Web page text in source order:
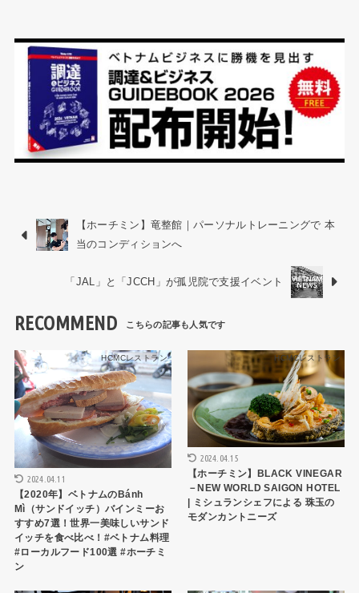
【ホーチミン】竜整館｜パーソナルトレーニングで 本
当のコンディションへ
「JAL」と「JCCH」が孤児院で支援イベント
RECOMMEND
HCMCレストラン
2024.04.11
【2020年】ベトナムのBánh
Mì（サンドイッチ）バインミーお
すすめ7選！世界一美味しいサンド
イッチを食べ比べ！#ベトナム料理
#ローカルフード100選 #ホーチミ
ン
HCMCレストラン
2024.04.15
【ホーチミン】BLACK VINEGAR
－NEW WORLD SAIGON HOTEL
| ミシュランシェフによる 珠玉の
モダンカントニーズ